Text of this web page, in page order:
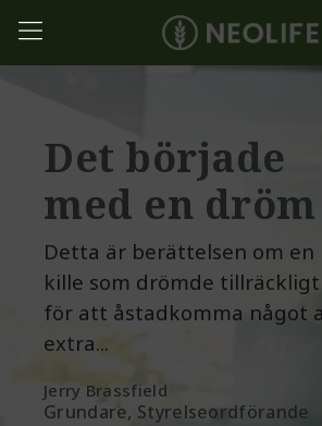
Det började
med en dröm
Detta är berättelsen om en
kille som drömde
för att åstadkomma något
extra...
Jerry Brassfield
Grundare, Styrelseordförande